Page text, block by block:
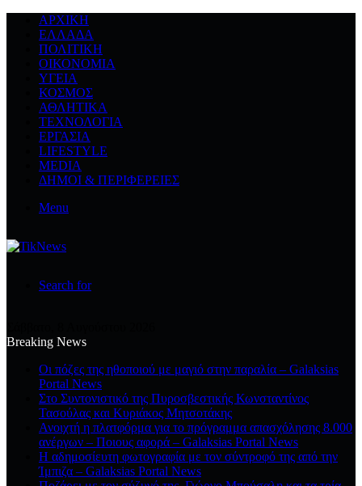
ΑΡΧΙΚΉ
ΕΛΛΆΔΑ
ΠΟΛΙΤΙΚΉ
ΟΙΚΟΝΟΜΊΑ
ΥΓΕΊΑ
ΚΌΣΜΟΣ
ΑΘΛΗΤΙΚΆ
ΤΕΧΝΟΛΟΓΙΆ
ΕΡΓΑΣΊΑ
LIFESTYLE
MEDIA
ΔΉΜΟΙ & ΠΕΡΙΦΈΡΕΙΕΣ
Menu
Search for
Breaking News
Οι πόζες της ηθοποιού με μαγιό στην παραλία – Galaksias
Portal News
Στο Συντονιστικό της Πυροσβεστικής Κωνσταντίνος
Τασούλας και Κυριάκος Μητσοτάκης
Ανοιχτή η πλατφόρμα για το πρόγραμμα απασχόλησης 8.000
ανέργων – Ποιους αφορά – Galaksias Portal News
Η αδημοσίευτη φωτογραφία με τον σύντροφό της από την
Ίμπιζα – Galaksias Portal News